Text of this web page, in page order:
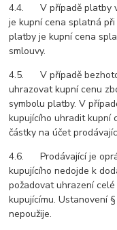
4.4. V případě platby v
je kupní cena splatná
platby je kupní cena
smlouvy.
4.5. V případě
uhrazovat kupní cenu
symbolu platby. V
kupujícího uhradit kupní
částky na účet
4.6. Prodávající je
kupujícího nedojde k
požadovat uhrazení
kupujícímu. Ustanovení
nepoužije.